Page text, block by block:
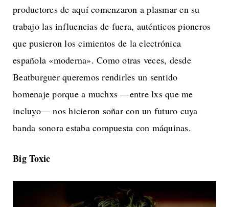
productores de aquí comenzaron a plasmar en su
trabajo las influencias de fuera, auténticos pioneros
que pusieron los cimientos de la electrónica
española «moderna». Como otras veces, desde
Beatburguer queremos rendirles un sentido
homenaje porque a muchxs —entre lxs que me
incluyo— nos hicieron soñar con un futuro cuya
banda sonora estaba compuesta con máquinas.
Big Toxic